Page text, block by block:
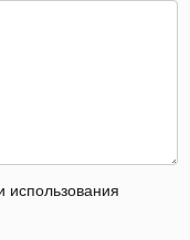
использования